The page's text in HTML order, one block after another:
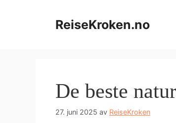
ReiseKroken.no
De beste
27. juni 2025 av ReiseKroken